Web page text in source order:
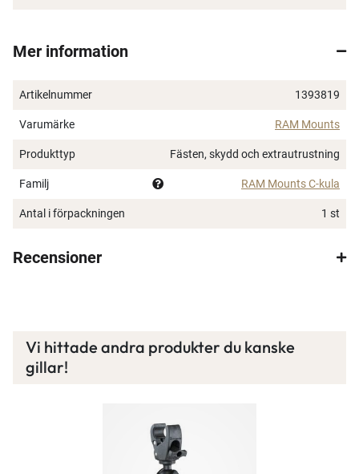
Mer information
Artikelnummer 1393819
Varumärke RAM Mounts
Produkttyp Fästen, skydd och extrautrustning
Familj RAM Mounts C-kula
Antal i förpackningen 1 st
Recensioner
Vi hittade andra produkter du kanske
gillar!